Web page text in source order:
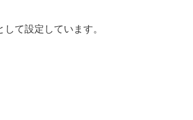
て設定しています。